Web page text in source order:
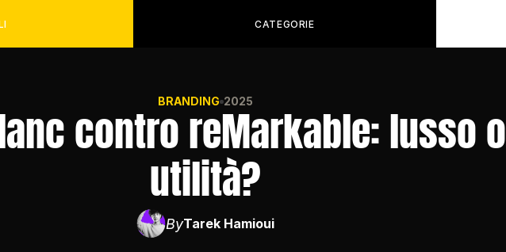
BRANDING 2025
contro reMarkable: lusso o
utilità?
ByTarek Hamioui
CATEGORIE